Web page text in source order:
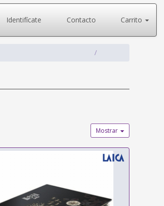
Identifícate Contacto Carrito
Mostrar